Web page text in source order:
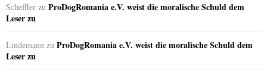
Scheffler zu ProDogRomania e.V. weist die moralische Schuld dem
Leser zu
Lindemann zu ProDogRomania e.V. weist die moralische Schuld dem
Leser zu